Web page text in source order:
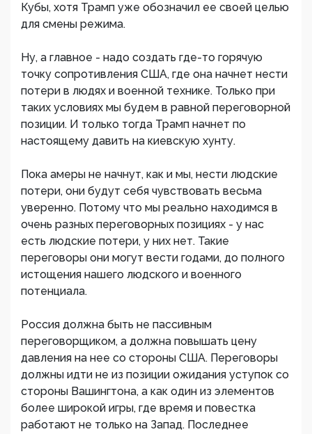
Кубы, хотя Трамп уже обозначил ее своей целью
для смены режима.
Ну, а главное - надо создать где-то горячую
точку сопротивления США, где она начнет нести
потери в людях и военной технике. Только при
таких условиях мы будем в равной переговорной
позиции. И только тогда Трамп начнет по
настоящему давить на киевскую хунту.
Пока амеры не начнут, как и мы, нести людские
потери, они будут себя чувствовать весьма
уверенно. Потому что мы реально находимся в
очень разных переговорных позициях - у нас
есть людские потери, у них нет. Такие
переговоры они могут вести годами, до полного
истощения нашего людского и военного
потенциала.
Россия должна быть не пассивным
переговорщиком, а должна повышать цену
давления на нее со стороны США. Переговоры
должны идти не из позиции ожидания уступок со
стороны Вашингтона, а как один из элементов
более широкой игры, где время и повестка
работают не только на Запад. Последнее